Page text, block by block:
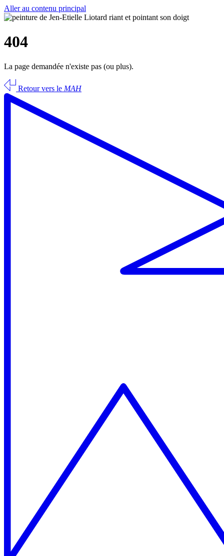
Aller au contenu principal
404
La page demandée n'existe pas (ou plus).
Retour vers le MAH